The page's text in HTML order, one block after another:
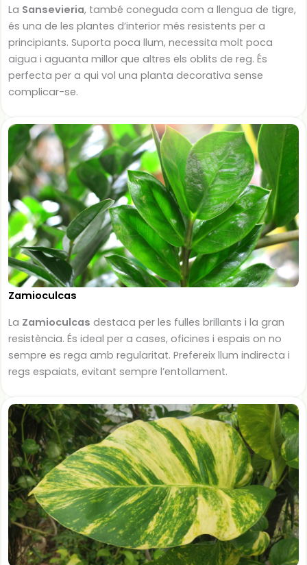
La Sansevieria, també coneguda com a llengua de tigre,
és una de les plantes d’interior més resistents per a
principiants. Suporta poca llum, necessita molt poca
aigua i aguanta millor que altres els oblits de reg. És
perfecta per a qui vol una planta decorativa sense
complicar-se.
Zamioculcas
La Zamioculcas destaca per les fulles brillants i la gran
resistència. És ideal per a cases, oficines i espais on no
sempre es rega amb regularitat. Prefereix llum indirecta i
regs espaiats, evitant sempre l’entollament.